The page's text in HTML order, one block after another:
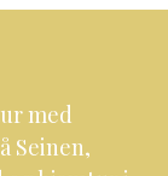
med
Seinen,